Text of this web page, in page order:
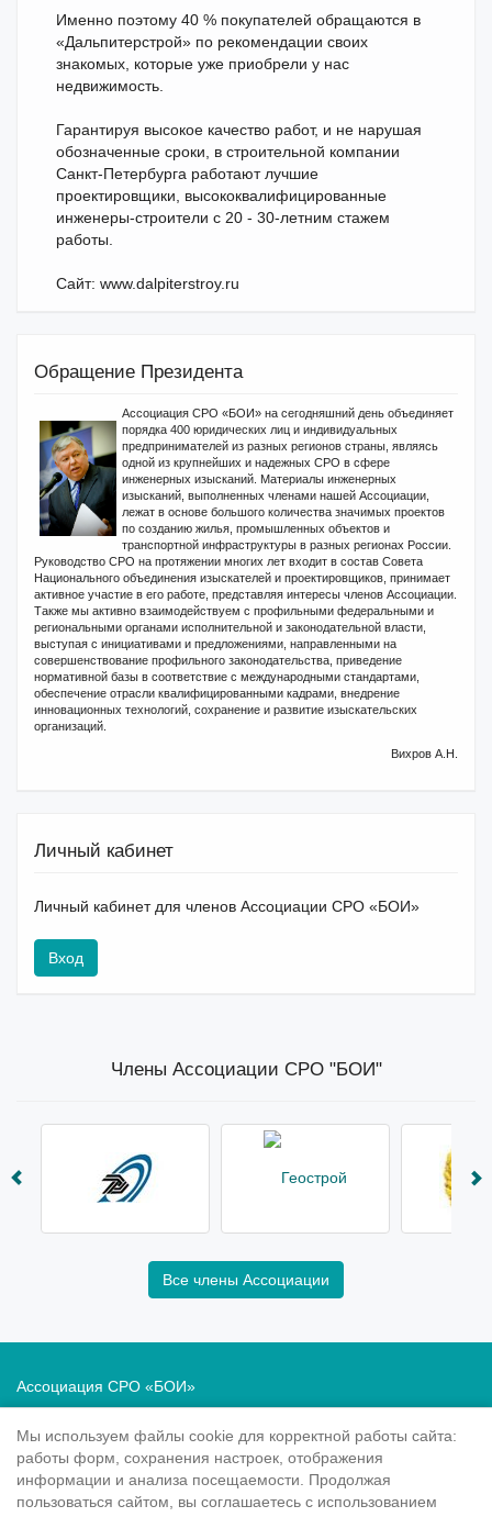
Именно поэтому 40 % покупателей обращаются в
«Дальпитерстрой» по рекомендации своих
знакомых, которые уже приобрели у нас
недвижимость.
Гарантируя высокое качество работ, и не нарушая
обозначенные сроки, в строительной компании
Санкт-Петербурга работают лучшие
проектировщики, высококвалифицированные
инженеры-строители с 20 - 30-летним стажем
работы.
Cайт: www.dalpiterstroy.ru
Обращение Президента
Ассоциация СРО «БОИ» на сегодняшний день объединяет
порядка 400 юридических лиц и индивидуальных
предпринимателей из разных регионов страны, являясь
одной из крупнейших и надежных СРО в сфере
инженерных изысканий. Материалы инженерных
изысканий, выполненных членами нашей Ассоциации,
лежат в основе большого количества значимых проектов
по созданию жилья, промышленных объектов и
транспортной инфраструктуры в разных регионах России.
Руководство СРО на протяжении многих лет входит в состав Совета
Национального объединения изыскателей и проектировщиков, принимает
активное участие в его работе, представляя интересы членов Ассоциации.
Также мы активно взаимодействуем с профильными федеральными и
региональными органами исполнительной и законодательной власти,
выступая с инициативами и предложениями, направленными на
совершенствование профильного законодательства, приведение
нормативной базы в соответствие с международными стандартами,
обеспечение отрасли квалифицированными кадрами, внедрение
инновационных технологий, сохранение и развитие изыскательских
организаций.
Вихров А.Н.
Личный кабинет
Личный кабинет для членов Ассоциации СРО «БОИ»
Вход
Члены Ассоциации СРО "БОИ"
Все члены Ассоциации
Ассоциация СРО «БОИ»
Политика в отношении обработки персональных данных
190020, Санкт-Петербург, Рижский пр. 3, литер Б
Мы используем файлы cookie для корректной работы сайта:
работы форм, сохранения настроек, отображения
информации и анализа посещаемости. Продолжая
пользоваться сайтом, вы соглашаетесь с использованием